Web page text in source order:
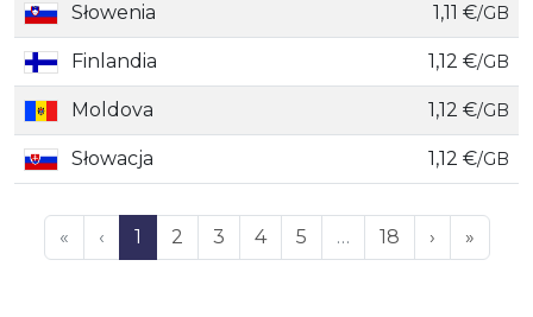
Słowenia 1,11 €/GB
Finlandia 1,12 €/GB
Moldova 1,12 €/GB
Słowacja 1,12 €/GB
« ‹ 1 2 3 4 5 … 18 › »